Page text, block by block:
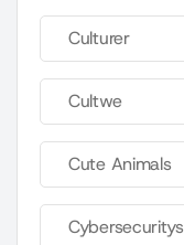
Culturer
Cultwe
Cute Animals
Cybersecuritys